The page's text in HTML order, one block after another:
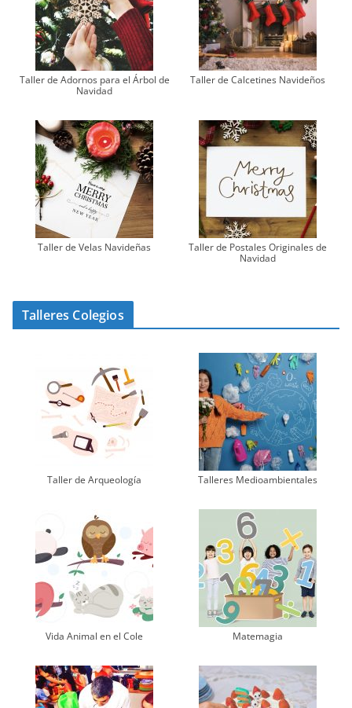
Taller de Adornos para el Árbol de
Navidad
Taller de Calcetines Navideños
Taller de Velas Navideñas
Taller de Postales Originales de
Navidad
Talleres Colegios
Taller de Arqueología Talleres Medioambientales
Vida Animal en el Cole Matemagia